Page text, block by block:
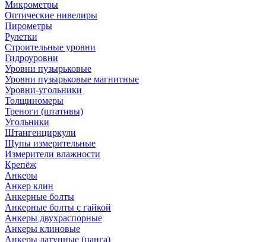
Микрометры
Оптические нивелиры
Пирометры
Рулетки
Строительные уровни
Гидроуровни
Уровни пузырьковые
Уровни пузырьковые магнитные
Уровни-угольники
Толщиномеры
Треноги (штативы)
Угольники
Штангенциркули
Щупы измерительные
Измерители влажности
Крепёж
Анкеры
Анкер клин
Анкерные болты
Анкерные болты с гайкой
Анкеры двухраспорные
Анкеры клиновые
Анкеры латунные (цанга)